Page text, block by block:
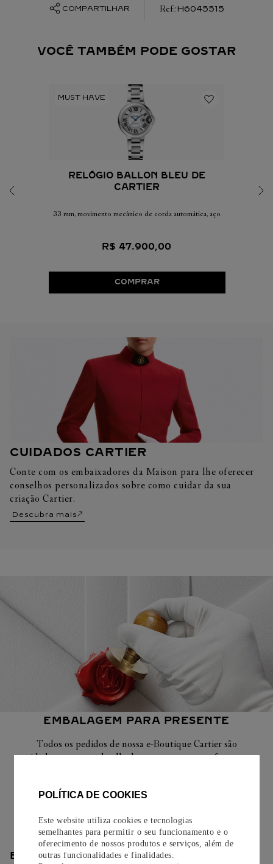
POLÍTICA DE COOKIES
Este website utiliza cookies e tecnologias
semelhantes para permitir o seu funcionamento e o
oferecimento de nossos produtos e serviços, além de
outras funcionalidades e finalidades.
COMPARTILHAR :H6045515
VOCÊ TAMBÉM PODE GOSTAR
RELÓGIO BALLON BLEU DE
CARTIER
33 mm, movimento mecânico de corda automática, aço
R$ 47.900,00
COMPRAR
CUIDADOS CARTIER
Conte com os embaixadores da Maison para lhe oferecer
conselhos personalizados sobre como cuidar da sua
criação Cartier.
Descubra mais
EMBALAGEM PARA PRESENTE
Todos os pedidos de nossa e-Boutique Cartier são
cuidadosamente embrulhados para presente e oferecem a
Saiba mais
ENTREGA/DEVOLUÇÃO